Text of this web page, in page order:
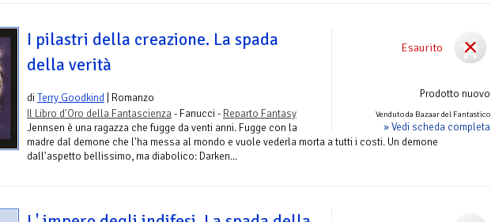
Esaurito
Prodotto nuovo
Venduto da Bazaar del Fantastico
» Vedi scheda completa
I pilastri della creazione. La spada
della verità
diTerry Goodkind | Romanzo
Il Libro d'Oro della Fantascienza- Fanucci - Reparto Fantasy
Jennsen è una ragazza che fugge da venti anni. Fugge con la
madre dal demone che l'ha messa al mondo e vuole vederla morta a tutti i costi. Un demone
dall'aspetto bellissimo, ma diabolico: Darken...